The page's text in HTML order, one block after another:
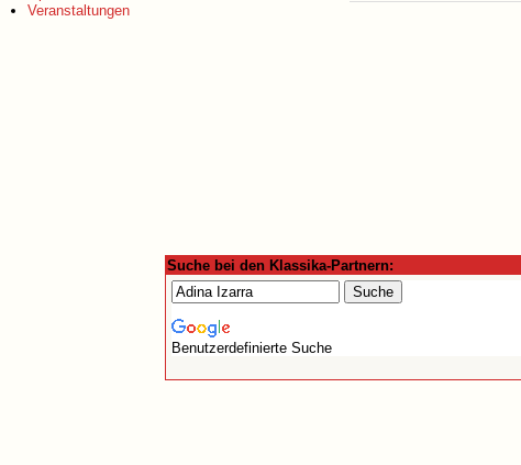
Veranstaltungen
Suche bei den Klassika-Partnern:
Benutzerdefinierte Suche